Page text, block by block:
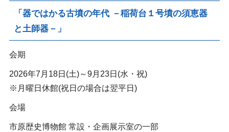
「器ではかる古墳の年代 －稲荷台１号墳の須恵器
と土師器－」
会期
2026年7月18日(土)～9月23日(水・祝)
※月曜日休館(祝日の場合は翌平日)
会場
市原歴史博物館 常設・企画展示室の一部